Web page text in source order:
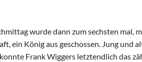
wurde dann zum sechsten mal,
ein König aus geschossen. Jung und
Frank Wiggers letztendlich das